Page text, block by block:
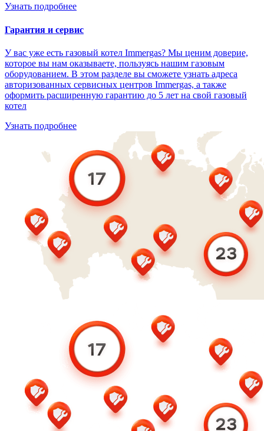
Узнать подробнее
Гарантия и сервис
У вас уже есть газовый котел Immergas? Мы ценим доверие,
которое вы нам оказываете, пользуясь нашим газовым
оборудованием. В этом разделе вы сможете узнать адреса
авторизованных сервисных центров Immergas, а также
оформить расширенную гарантию до 5 лет на свой газовый
котел
Узнать подробнее